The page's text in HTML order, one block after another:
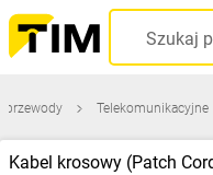
przewody Telekomunikacyjne
Kabel krosowy (Patch